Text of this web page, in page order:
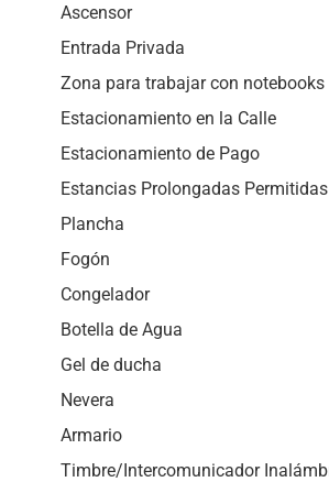
Ascensor
Entrada Privada
Zona para trabajar con notebooks
Estacionamiento en la Calle
Estacionamiento de Pago
Estancias Prolongadas Permitidas
Plancha
Fogón
Congelador
Botella de Agua
Gel de ducha
Nevera
Armario
Timbre/Intercomunicador